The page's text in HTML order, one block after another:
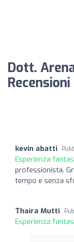
Dott.
Recensioni
kevin abatti
Esperienza
professionista.
tempo e senza
Thaira Mutti
Esperienza